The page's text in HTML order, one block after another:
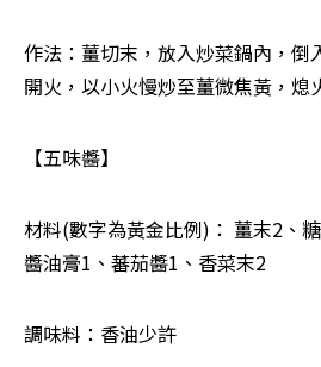
作法：薑切末，放入炒菜鍋內，倒
開火，以小火慢炒至薑微焦黃，熄
【五味醬】
材料(數字為黃金比例)： 薑末2、
醬油膏1、蕃茄醬1、香菜末2
調味料：香油少許